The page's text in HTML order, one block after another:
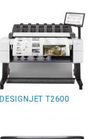
DESIGNJET T2600